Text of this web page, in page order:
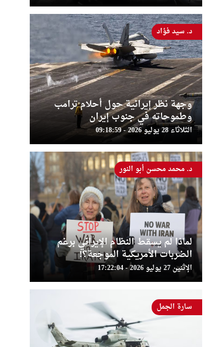
وجهة نظر إيرانية حول أحلام ترامب
وطموحاته في جنوب إيران
الثلاثاء 28 يوليو 2026 - 09:18:59
د. سيد فؤاد
لماذا لم يسقط النظام الإيراني برغم
الضربات الأمريكية الموجعة؟!
الإثنين 27 يوليو 2026 - 17:22:04
د. محمد محسن أبو النور
سارة الجمل